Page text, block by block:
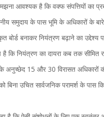
आवश्यक है कि वक्फ संपत्तियों का
समुदाय के पास भूमि के अधिकारों के
बोर्ड बनाकर नियंत्रण बढ़ाने का उद्देश्य
कि नियंत्रण का दायरा कब तक सीमित
अनुच्छेद 15 और 30 विरासत अधिकारों
बिना उचित सार्वजनिक परामर्श के पास